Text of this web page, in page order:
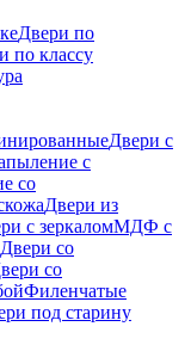
Двери по
по классу
Двери с
с
со
Двери из
с зеркаломМДФ с
Двери со
со
Филенчатые
под старину